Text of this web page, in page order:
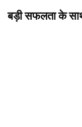
बड़ी सफलता के